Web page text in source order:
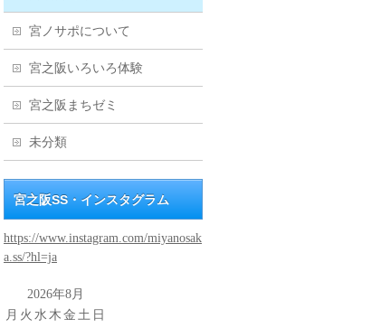
宮ノサポについて
宮之阪いろいろ体験
宮之阪まちゼミ
未分類
宮之阪SS・インスタグラム
https://www.instagram.com/miyanosak
a.ss/?hl=ja
2026年8月
月 火 水 木 金 土 日